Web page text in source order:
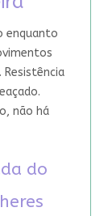
enquanto
não há
do